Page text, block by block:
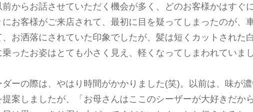
前からお話させていただく機会が多く、どのお客様かはすぐ
お客様がご来店されて、最初に目を疑ってしまったのが、
、お洒落にされていた印象でしたが、髪は短くカットされ
乗ったお姿はとても小さく見え、軽くなってしまわれていま
ーの際は、やはり時間がかかりました(笑)。以前は、味が
提案しましたが、「お母さんはここのシーザーが大好きだか